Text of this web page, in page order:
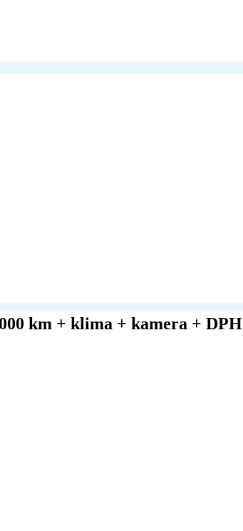
km + klima + kamera + DPH